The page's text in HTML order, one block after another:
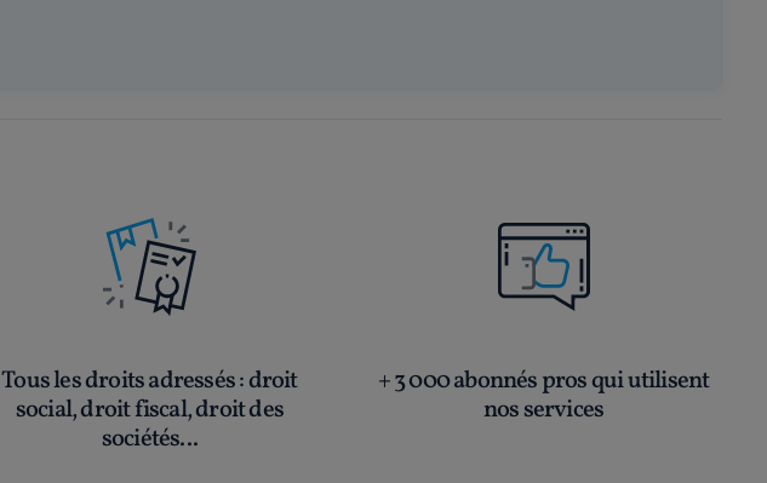
Tous les droits adressés: droit
social, droit fiscal, droit des
sociétés...
+ 3 000 abonnés pros qui utilisent
nos services